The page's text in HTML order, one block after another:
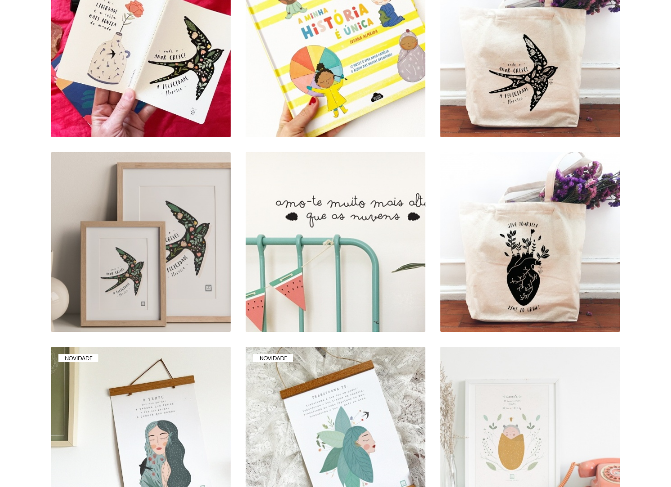
NOTEBOOK . FELICIDADE
FLORESCE + LIBERDADE
5,00 € 6,00 €
LIVRO-ÁLBUM "A MINHA HISTÓRIA
É ÚNICA"
14,83 € 16,48 €
TOTEBAG XL . FELICIDADE
FLORESCE
15,00 €
ART PRINT . FELICIDADE
FLORESCE
5,00 € — 15,00 €
VINIL DE PAREDE . AMO-TE MAIS
ALTO QUE AS NUVENS
7,00 € — 12,00 €
TOTEBAG XL . TIME TO GROW
15,00 €
NOVIDADE
TELA . TEMPO
15,00 €
NOVIDADE
TELA . TRANSFORMA-TE
15,00 €
ART PRINT . NASCIMENTO
AMARELO (PERSONALIZADO)
7,00 € — 17,00 €